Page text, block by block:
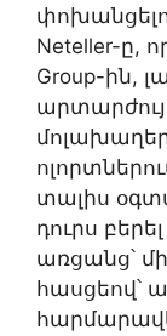
Neteller-ը,
Group-ին,
տալիս
դուրս
առցանց՝
հասցեով՝